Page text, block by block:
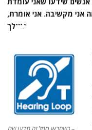
כשתראו סמל זה תדעו שה –
BeHear ACCESS שלכם יכול
לעבוד ביחד עם מערכת